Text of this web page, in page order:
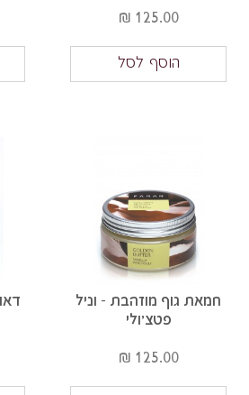
125.00 ₪
הוסף לסל
חמאת גוף מוזהבת - וניל
פטצ'ולי
125.00 ₪